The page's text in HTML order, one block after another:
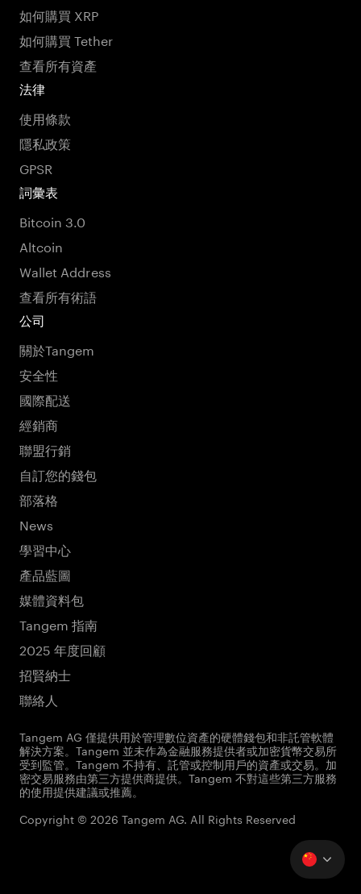
如何購買 XRP
如何購買 Tether
查看所有資產
法律
使用條款
隱私政策
GPSR
詞彙表
Bitcoin 3.0
Altcoin
Wallet Address
查看所有術語
公司
關於Tangem
安全性
國際配送
經銷商
聯盟行銷
自訂您的錢包
部落格
News
學習中心
產品藍圖
媒體資料包
Tangem 指南
2025 年度回顧
招賢納士
聯絡人
Tangem AG 僅提供用於管理數位資產的硬體錢包和非託管軟體
解決方案。Tangem 並未作為金融服務提供者或加密貨幣交易所
受到監管。Tangem 不持有、託管或控制用戶的資產或交易。加
密交易服務由第三方提供商提供。Tangem 不對這些第三方服務
的使用提供建議或推薦。